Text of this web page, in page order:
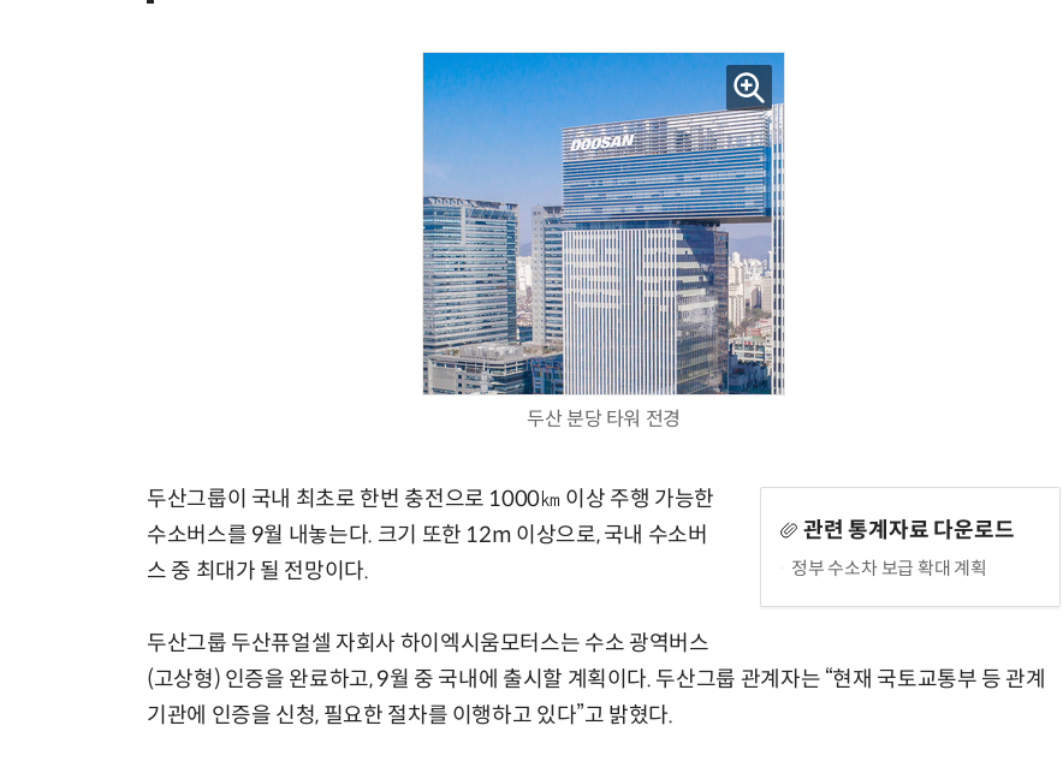
두산 분당 타워 전경
관련 통계자료 다운로드
정부 수소차 보급 확대 계획
두산그룹이 국내 최초로 한번 충전으로 1000㎞ 이상 주행 가능한
수소버스를 9월 내놓는다. 크기 또한 12m 이상으로, 국내 수소버
스 중 최대가 될 전망이다.
두산그룹 두산퓨얼셀 자회사 하이엑시움모터스는 수소 광역버스
(고상형) 인증을 완료하고, 9월 중 국내에 출시할 계획이다. 두산그룹 관계자는 “현재 국토교통부 등 관계
기관에 인증을 신청, 필요한 절차를 이행하고 있다”고 밝혔다.
10
대한항공, 美 아처와 '군용 AAM' 개
발…국산화 발판